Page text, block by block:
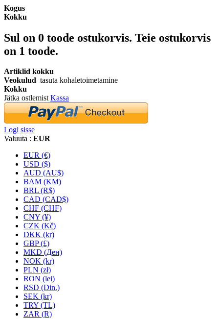
Kogus
Kokku
Sul on 0 toode ostukorvis. Teie ostukorvis
on 1 toode.
Artiklid kokku
Veokulud tasuta kohaletoimetamine
Kokku
Jätka ostlemistKassa
Logi sisse
Valuuta : EUR
EUR (€)
USD ($)
AUD (AU$)
BAM (KM)
BRL (R$)
CAD (CAD$)
CHF (CHF)
CNY (¥)
CZK (Kč)
DKK (kr)
GBP (£)
MKD (Ден)
NOK (kr)
PLN (zł)
RON (lei)
RSD (Din.)
SEK (kr)
TRY (TL)
ZAR (R)